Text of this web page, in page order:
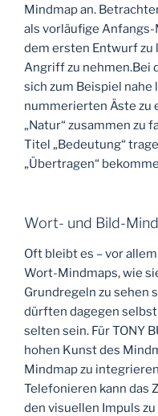
Mindmap an.
als vorläufige
dem ersten Entwurf zu
Angriff zu nehmen.Bei
sich zum Beispiel nahe
nummerierten Äste zu
„Natur“ zusammen zu
Titel „Bedeutung“
„Übertragen“
Wort- und Bild-
Oft bleibt es – vor
Wort-Mindmaps, wie
Grundregeln zu sehen
dürften dagegen
selten sein. Für TONY
hohen Kunst des
Mindmap zu
Telefonieren kann das
den visuellen Impuls